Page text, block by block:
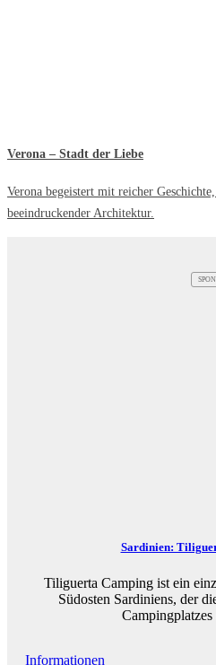
Verona – Stadt der Liebe
Verona begeistert mit reicher
beeindruckender Architektur.
Sardinien:
Tiliguerta Camping ist ein
Südosten Sardiniens, der
Informationen